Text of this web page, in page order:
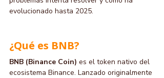
evolucionado hasta 2025.
¿Qué es BNB?
BNB (Binance Coin) es el token nativo del
ecosistema Binance. Lanzado originalmente